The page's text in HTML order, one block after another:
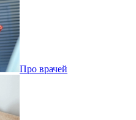
Про врачей